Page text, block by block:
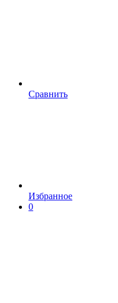
Сравнить
Избранное
0